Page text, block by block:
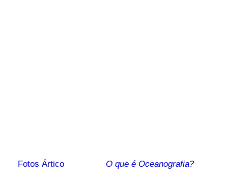
Fotos Ártico O que é Oceanografia?